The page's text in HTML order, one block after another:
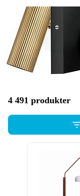
4 491 produkter